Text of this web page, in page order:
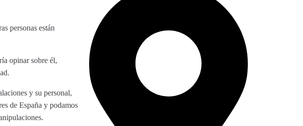
personas están
opinar sobre él,
y su personal,
de España y podamos